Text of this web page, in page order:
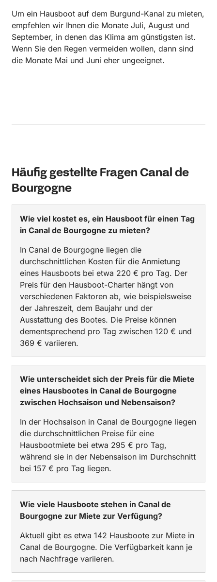
Um ein Hausboot auf dem Burgund-Kanal zu mieten,
empfehlen wir Ihnen die Monate Juli, August und
September, in denen das Klima am günstigsten ist.
Wenn Sie den Regen vermeiden wollen, dann sind
die Monate Mai und Juni eher ungeeignet.
Häufig gestellte Fragen Canal de
Bourgogne
Wie viel kostet es, ein Hausboot für einen Tag
in Canal de Bourgogne zu mieten?
In Canal de Bourgogne liegen die
durchschnittlichen Kosten für die Anmietung
eines Hausboots bei etwa 220 € pro Tag. Der
Preis für den Hausboot-Charter hängt von
verschiedenen Faktoren ab, wie beispielsweise
der Jahreszeit, dem Baujahr und der
Ausstattung des Bootes. Die Preise können
dementsprechend pro Tag zwischen 120 € und
369 € variieren.
Wie unterscheidet sich der Preis für die Miete
eines Hausbootes in Canal de Bourgogne
zwischen Hochsaison und Nebensaison?
In der Hochsaison in Canal de Bourgogne liegen
die durchschnittlichen Preise für eine
Hausbootmiete bei etwa 295 € pro Tag,
während sie in der Nebensaison im Durchschnitt
bei 157 € pro Tag liegen.
Wie viele Hausboote stehen in Canal de
Bourgogne zur Miete zur Verfügung?
Aktuell gibt es etwa 142 Hausboote zur Miete in
Canal de Bourgogne. Die Verfügbarkeit kann je
nach Nachfrage variieren.